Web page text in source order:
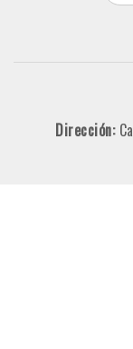
Dirección: